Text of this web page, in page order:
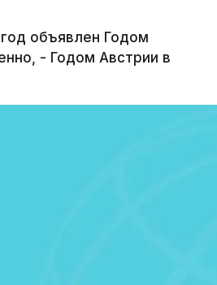
объявлен Годом
- Годом Австрии в